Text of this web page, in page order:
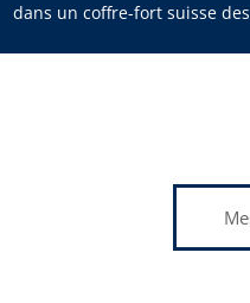
dans un coffre-fort suisse